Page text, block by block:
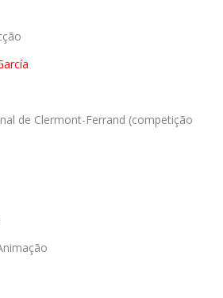
de Clermont-Ferrand (competição